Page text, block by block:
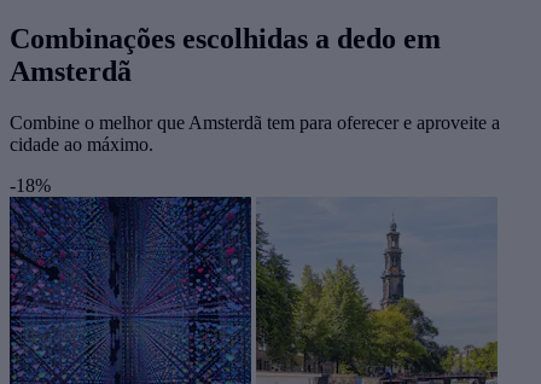
Combinações escolhidas a dedo em
Amsterdã
Combine o melhor que Amsterdã tem para oferecer e aproveite a
cidade ao máximo.
-18%